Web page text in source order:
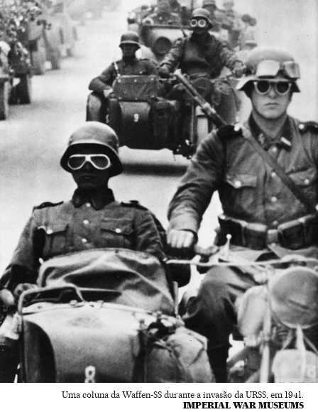
Uma coluna da Waffen-SS durante a invasão da URSS, em 1941.
IMPERIAL WAR MUSEUMS